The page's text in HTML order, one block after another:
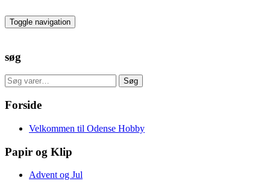
to
the
Toggle navigation
søg
Søg
efter:
Søg
Forside
Velkommen til Odense Hobby
Papir og Klip
Advent og Jul